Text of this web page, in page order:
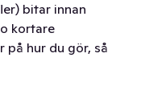
bitar innan
kortare
på hur du gör, så